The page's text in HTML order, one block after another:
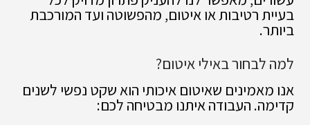
בעיית רטיבות או איטום, מהפשוטה ועד המורכבת
ביותר.
למה לבחור באילי איטום?
אנו מאמינים שאיטום איכותי הוא שקט נפשי לשנים
קדימה. העבודה איתנו מבטיחה לכם: